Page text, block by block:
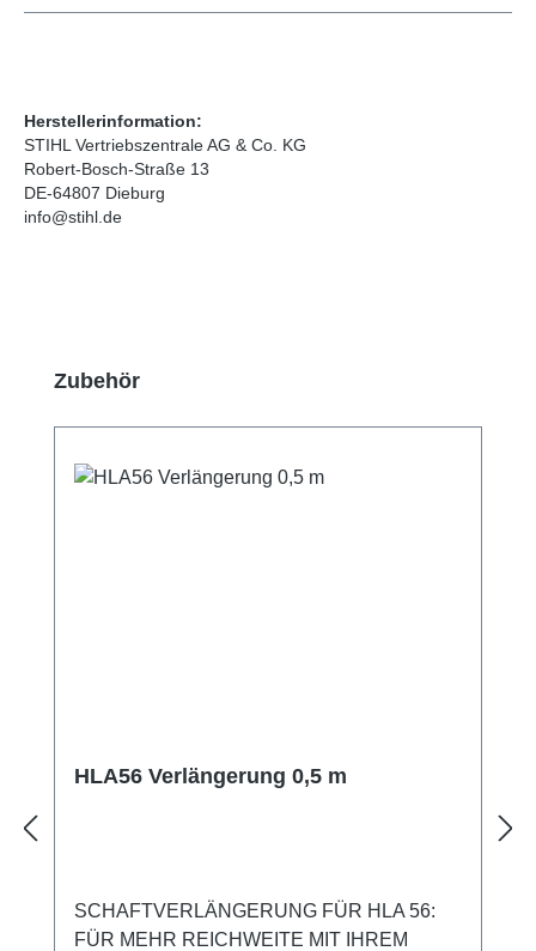
Herstellerinformation:
STIHL Vertriebszentrale AG & Co. KG
Robert-Bosch-Straße 13
DE-64807 Dieburg
info@stihl.de
Produktgalerie überspringen
Zubehör
HLA56 Verlängerung 0,5 m
SCHAFTVERLÄNGERUNG FÜR HLA 56:
FÜR MEHR REICHWEITE MIT IHREM